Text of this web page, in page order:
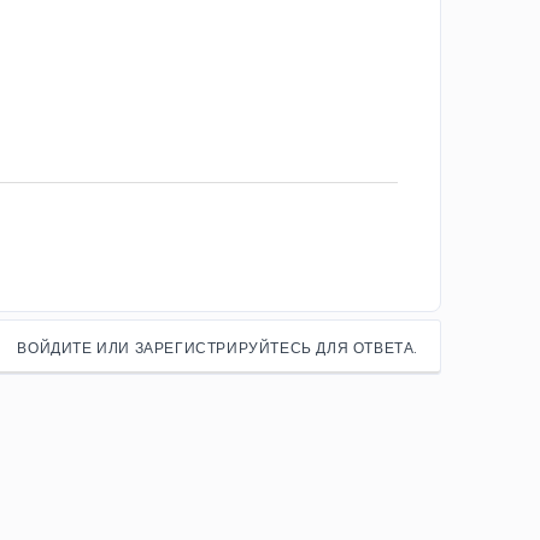
ВОЙДИТЕ ИЛИ ЗАРЕГИСТРИРУЙТЕСЬ ДЛЯ ОТВЕТА.